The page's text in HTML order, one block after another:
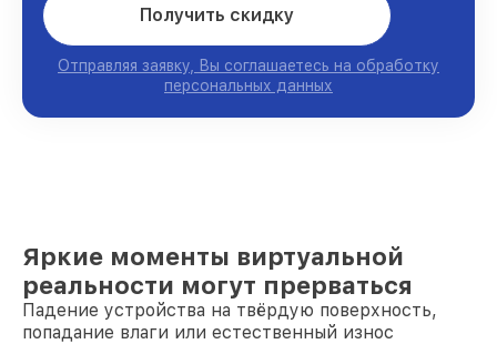
Получить скидку
Отправляя заявку, Вы соглашаетесь на обработку
персональных данных
Яркие моменты виртуальной
реальности могут прерваться
Падение устройства на твёрдую поверхность,
попадание влаги или естественный износ